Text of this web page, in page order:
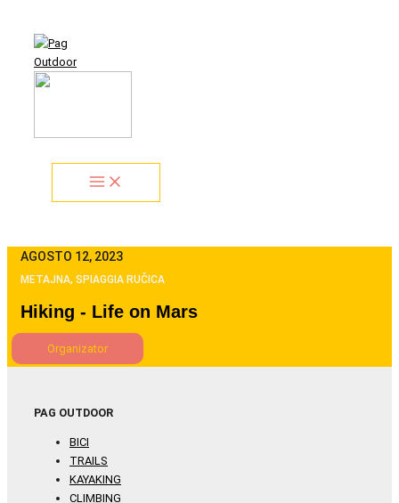
contenuto
AGOSTO 12, 2023
METAJNA, SPIAGGIA RUČICA
Hiking - Life on Mars
Organizator
PAG OUTDOOR
BICI
TRAILS
KAYAKING
CLIMBING